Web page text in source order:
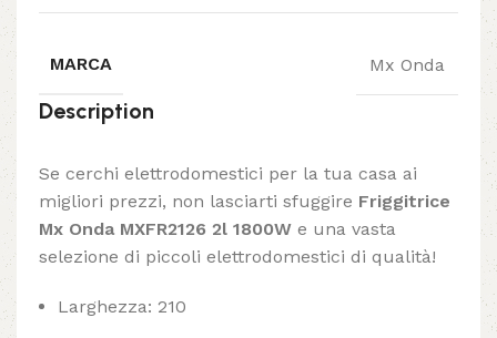
MARCA Mx Onda
Description
Se cerchi elettrodomestici per la tua casa ai
migliori prezzi, non lasciarti sfuggire Friggitrice
Mx Onda MXFR2126 2l 1800W e una vasta
selezione di piccoli elettrodomestici di qualità!
Larghezza: 210